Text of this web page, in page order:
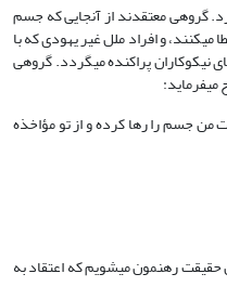
گروهی معتقدند از آن‏جایی که جسم
و افراد ملل غیر یهودی که با
نیکوکاران پراکنده می‏گردد. گروهی
جسم را رها کرده و از تو مؤاخذه
رهنمون می‏شویم که اعتقاد به